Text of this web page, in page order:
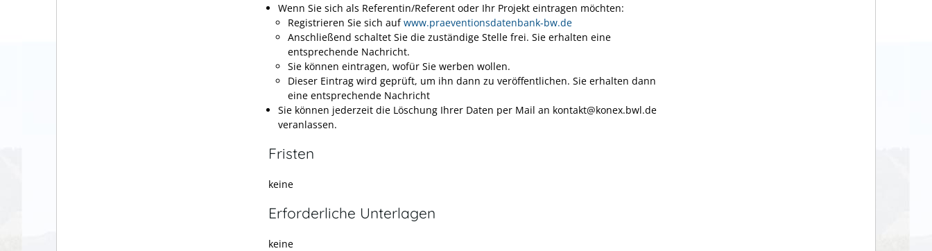
Wenn Sie sich als Referentin/Referent oder Ihr Projekt eintragen möchten:
Registrieren Sie sich aufwww.praeventionsdatenbank-bw.de
Anschließend schaltet Sie die zuständige Stelle frei. Sie erhalten eine
entsprechende Nachricht.
Sie können eintragen, wofür Sie werben wollen.
Dieser Eintrag wird geprüft, um ihn dann zu veröffentlichen. Sie erhalten dann
eine entsprechende Nachricht
Sie können jederzeit die Löschung Ihrer Daten per Mail an kontakt@konex.bwl.de
veranlassen.
Fristen
keine
Erforderliche Unterlagen
keine